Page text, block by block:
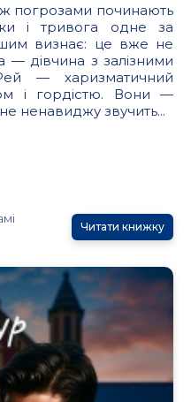
погрозами починають
і тривога одне за
визнає: це вже не
дівчина з залізними
— харизматичний
і гордістю. Вони —
ненавиджу звучить...
Читати книжку